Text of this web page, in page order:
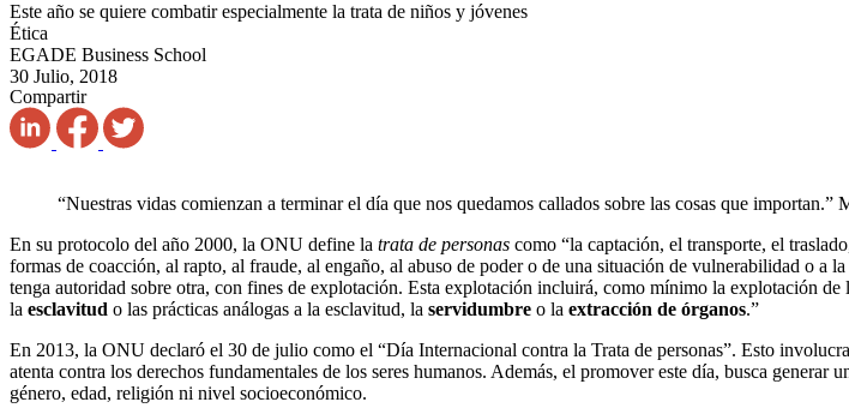
Este año se quiere combatir especialmente la trata de niños y jóvenes
Ética
EGADE Business School
30 Julio, 2018
Compartir
“Nuestras vidas comienzan a terminar el día que nos quedamos callados sobre las cosas que importan.”
En su protocolo del año 2000, la ONU define la trata de personas como “la captación, el transporte, el
formas de coacción, al rapto, al fraude, al engaño, al abuso de poder o de una situación de vulnerabilidad o a
tenga autoridad sobre otra, con fines de explotación. Esta explotación incluirá, como mínimo la explotación de
la esclavitud o las prácticas análogas a la esclavitud, la servidumbre o la extracción de órganos.”
En 2013, la ONU declaró el 30 de julio como el “Día Internacional contra la Trata de personas”. Esto
atenta contra los derechos fundamentales de los seres humanos. Además, el promover este día, busca
género, edad, religión ni nivel socioeconómico.